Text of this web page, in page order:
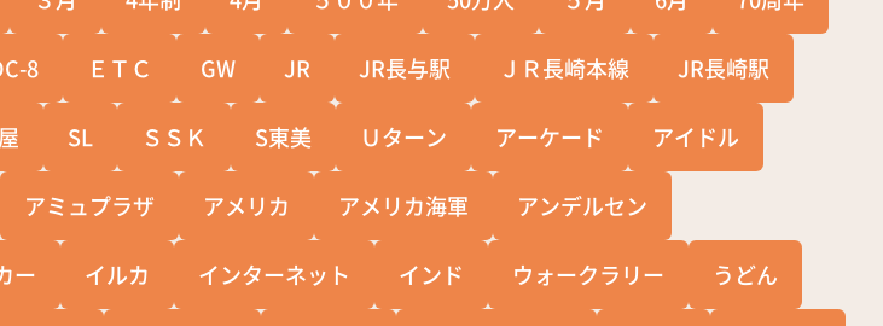
8 ＥＴＣ GW JR JR長与駅 ＪＲ長崎本線 JR長崎駅
SL ＳＳＫ S東美 Ｕターン アーケード アイドル
アミュプラザ アメリカ アメリカ海軍 アンデルセン
ー イルカ インターネット インド ウォークラリー うどん